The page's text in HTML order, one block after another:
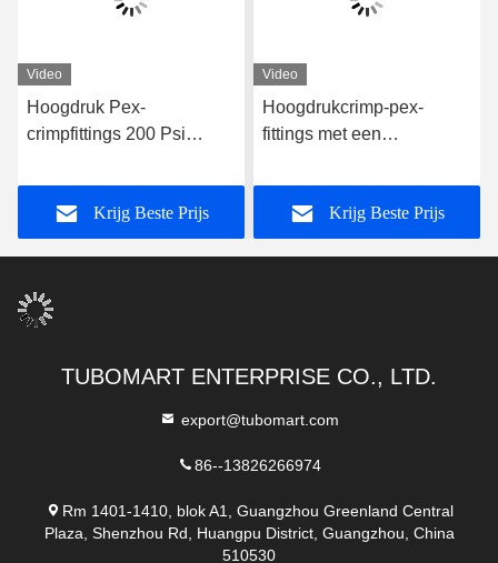
Video
Hoogdruk Pex-
crimpfittings 200 Psi
Krijg Beste Prijs
Video
Hoogdrukcrimp-pex-
fittings met een
Krijg Beste Prijs
TUBOMART ENTERPRISE CO., LTD.
export@tubomart.com
86--13826266974
Rm 1401-1410, blok A1, Guangzhou Greenland Central
Plaza, Shenzhou Rd, Huangpu District, Guangzhou, China
510530